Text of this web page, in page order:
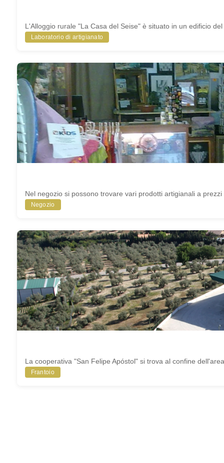
L'Alloggio rurale "La Casa del Seise" è situato in un edificio
Laboratorio di artigianato
Nel negozio si possono trovare vari prodotti artigianali a
Negozio
La cooperativa "San Felipe Apóstol" si trova al confine
Frantoio